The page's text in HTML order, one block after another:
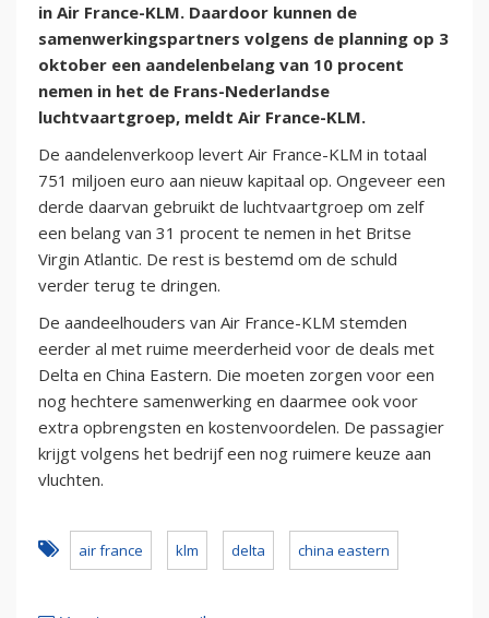
in Air France-KLM. Daardoor kunnen de
samenwerkingspartners volgens de planning op 3
oktober een aandelenbelang van 10 procent
nemen in het de Frans-Nederlandse
luchtvaartgroep, meldt Air France-KLM.
De aandelenverkoop levert Air France-KLM in totaal
751 miljoen euro aan nieuw kapitaal op. Ongeveer een
derde daarvan gebruikt de luchtvaartgroep om zelf
een belang van 31 procent te nemen in het Britse
Virgin Atlantic. De rest is bestemd om de schuld
verder terug te dringen.
De aandeelhouders van Air France-KLM stemden
eerder al met ruime meerderheid voor de deals met
Delta en China Eastern. Die moeten zorgen voor een
nog hechtere samenwerking en daarmee ook voor
extra opbrengsten en kostenvoordelen. De passagier
krijgt volgens het bedrijf een nog ruimere keuze aan
vluchten.
air france klm delta china eastern